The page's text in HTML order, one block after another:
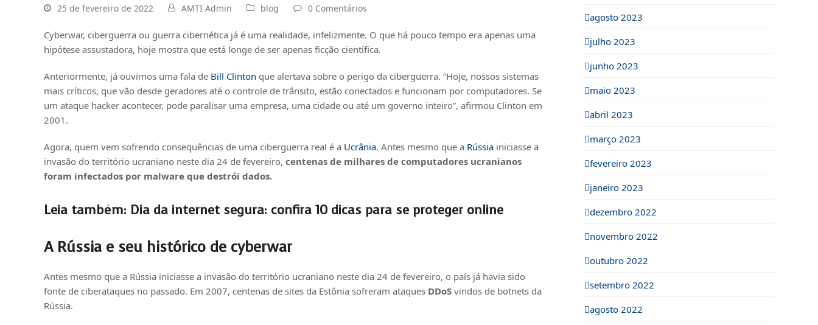
25 de fevereiro de 2022 AMTI Admin blog 0 Comentários
Cyberwar, ciberguerra ou guerra cibernética já é uma realidade, infelizmente. O que há pouco tempo era apenas uma
hipótese assustadora, hoje mostra que está longe de ser apenas ficção científica.
Anteriormente, já ouvimos uma fala de Bill Clinton que alertava sobre o perigo da ciberguerra. “Hoje, nossos sistemas
mais críticos, que vão desde geradores até o controle de trânsito, estão conectados e funcionam por computadores. Se
um ataque hacker acontecer, pode paralisar uma empresa, uma cidade ou até um governo inteiro”, afirmou Clinton em
2001.
Agora, quem vem sofrendo consequências de uma ciberguerra real é a Ucrânia. Antes mesmo que a Rússia iniciasse a
invasão do território ucraniano neste dia 24 de fevereiro, centenas de milhares de computadores ucranianos
foram infectados por malware que destrói dados.
Leia também: Dia da internet segura: confira 10 dicas para se proteger online
A Rússia e seu histórico de cyberwar
Antes mesmo que a Rússia iniciasse a invasão do território ucraniano neste dia 24 de fevereiro, o país já havia sido
fonte de ciberataques no passado. Em 2007, centenas de sites da Estônia sofreram ataques DDoS vindos de botnets da
Rússia.
agosto 2023
julho 2023
junho 2023
maio 2023
abril 2023
março 2023
fevereiro 2023
janeiro 2023
dezembro 2022
novembro 2022
outubro 2022
setembro 2022
agosto 2022